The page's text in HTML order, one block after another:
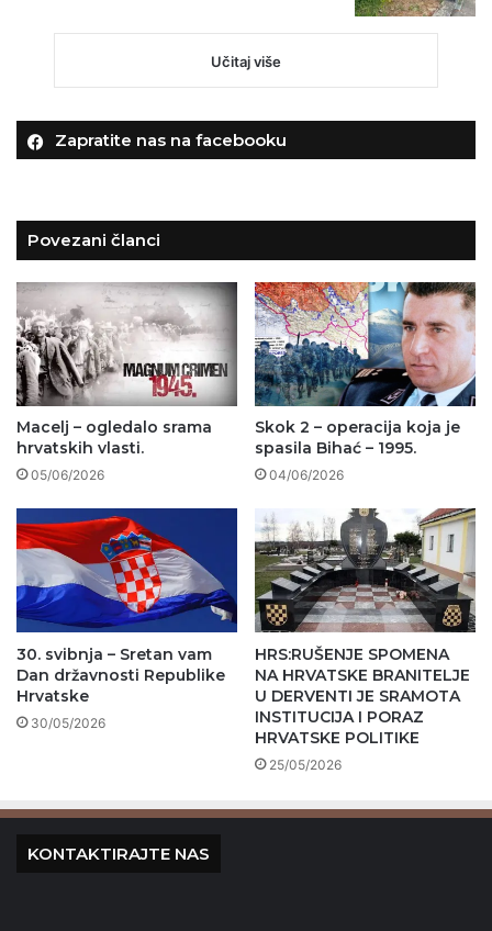
Učitaj više
Zapratite nas na facebooku
Povezani članci
Macelj – ogledalo srama
hrvatskih vlasti.
05/06/2026
Skok 2 – operacija koja je
spasila Bihać – 1995.
04/06/2026
30. svibnja – Sretan vam
Dan državnosti Republike
Hrvatske
30/05/2026
HRS:RUŠENJE SPOMENA
NA HRVATSKE BRANITELJE
U DERVENTI JE SRAMOTA
INSTITUCIJA I PORAZ
HRVATSKE POLITIKE
25/05/2026
KONTAKTIRAJTE NAS